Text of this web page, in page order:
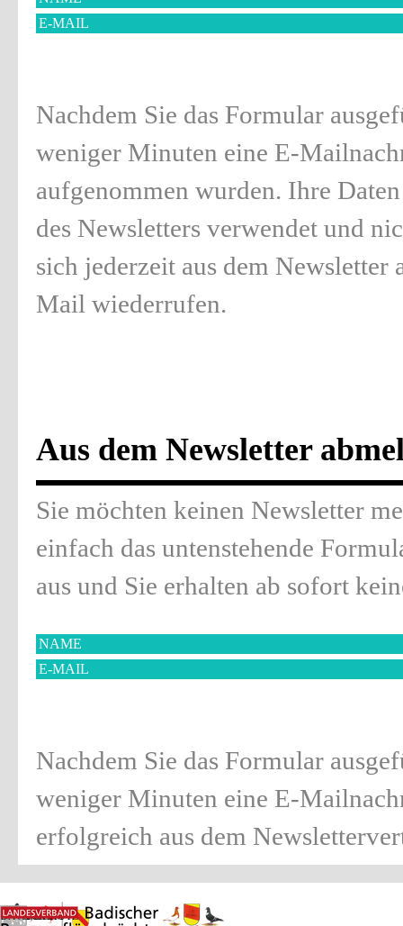
Nachdem Sie das Formular
weniger Minuten eine E-
aufgenommen wurden. Ihre
des Newsletters verwendet und
sich jederzeit aus dem
Mail wiederrufen.
Aus dem Newsletter
Sie möchten keinen Newsletter
einfach das untenstehende
aus und Sie erhalten ab sofort
Nachdem Sie das Formular
weniger Minuten eine E-
erfolgreich aus dem
IMPRESSUM
KONTAKT
DATENSCHUTZ